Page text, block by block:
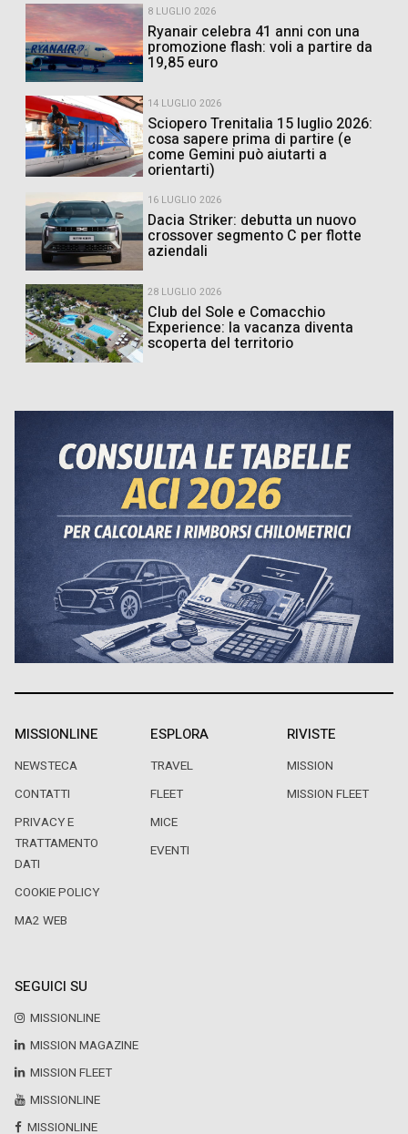
8 LUGLIO 2026
Ryanair celebra 41 anni con una
promozione flash: voli a partire da
19,85 euro
14 LUGLIO 2026
Sciopero Trenitalia 15 luglio 2026:
cosa sapere prima di partire (e
come Gemini può aiutarti a
orientarti)
16 LUGLIO 2026
Dacia Striker: debutta un nuovo
crossover segmento C per flotte
aziendali
28 LUGLIO 2026
Club del Sole e Comacchio
Experience: la vacanza diventa
scoperta del territorio
MISSIONLINE
NEWSTECA
CONTATTI
PRIVACY E
TRATTAMENTO
DATI
COOKIE POLICY
MA2 WEB
ESPLORA
TRAVEL
FLEET
MICE
EVENTI
RIVISTE
MISSION
MISSION FLEET
SEGUICI SU
MISSIONLINE
MISSION MAGAZINE
MISSION FLEET
MISSIONLINE
MISSIONLINE